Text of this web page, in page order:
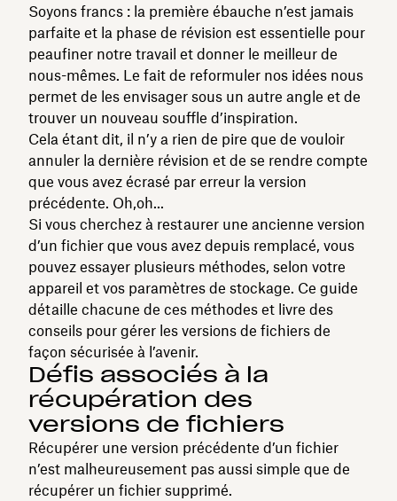
Soyons francs : la première ébauche n’est jamais
parfaite et la phase de révision est essentielle pour
peaufiner notre travail et donner le meilleur de
nous-mêmes. Le fait de reformuler nos idées nous
permet de les envisager sous un autre angle et de
trouver un nouveau souffle d’inspiration.
Cela étant dit, il n’y a rien de pire que de vouloir
annuler la dernière révision et de se rendre compte
que vous avez écrasé par erreur la version
précédente. Oh,oh...
Si vous cherchez à restaurer une ancienne version
d’un fichier que vous avez depuis remplacé, vous
pouvez essayer plusieurs méthodes, selon votre
appareil et vos paramètres de stockage. Ce guide
détaille chacune de ces méthodes et livre des
conseils pour gérer les versions de fichiers de
façon sécurisée à l’avenir.
Défis associés à la
récupération des
versions de fichiers
Récupérer une version précédente d’un fichier
n’est malheureusement pas aussi simple que de
récupérer un fichier supprimé.